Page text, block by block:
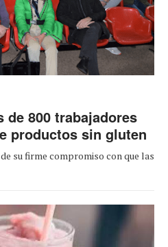
de 800 trabajadores
productos sin gluten
su firme compromiso con que las